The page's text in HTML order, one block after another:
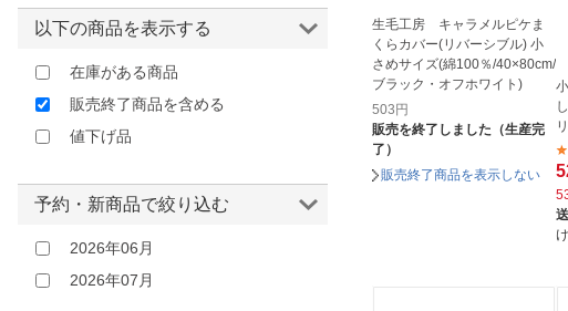
生毛工房 キャラメルピケま
くらカバー(リバーシブル) 小
さめサイズ(綿100％/40×80cm/
ブラック・オフホワイト)
503 円
販売を終了しました（生産完
了）
販売終了商品を表示しない
け
ダイトウボウ｜daitobo
テンピュール｜TEMPUR
ディーブレス｜D-Breath
ナイスデイ｜Niceday
バード
ビーチ｜Beech
ファブザホーム｜Fab the Home
イエロー
ピンク
パープル
クリア
その他
以下の商品を表示する
在庫がある商品
販売終了商品を含める
値下げ品
予約・新商品で絞り込む
2026年06月
2026年07月